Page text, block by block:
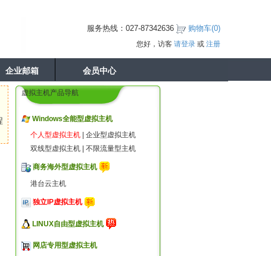
服务热线：027-87342636 购物车(0)
您好，访客 请登录或 注册
企业邮箱 会员中心
虚拟主机产品导航
Windows全能型虚拟主机
个人型虚拟主机| 企业型虚拟主机
双线型虚拟主机| 不限流量型主机
商务海外型虚拟主机
港台云主机
独立IP虚拟主机
LINUX自由型虚拟主机
网店专用型虚拟主机